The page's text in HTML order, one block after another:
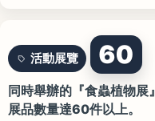
活動展覽 60
同時舉辦的『食蟲植物展』
展品數量達60件以上。